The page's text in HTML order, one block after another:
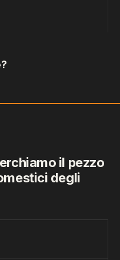
il pezzo
degli